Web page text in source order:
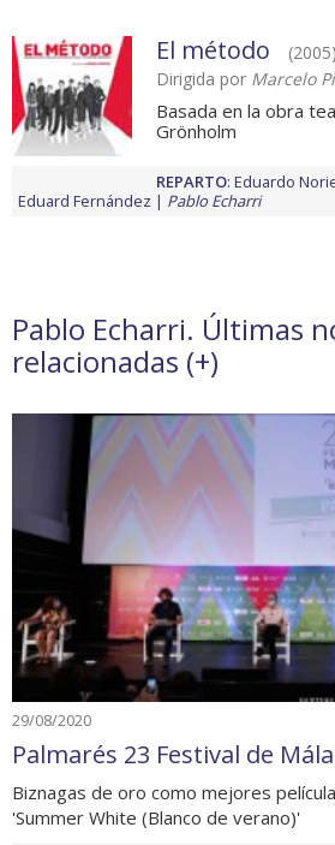
El método
Dirigida por Marcelo
Basada en la obra
Grönholm
REPARTO: Eduardo
Eduard Fernández
Pablo Echarri
Pablo Echarri. Últimas
relacionadas (+)
29/08/2020
Palmarés 23 Festival de
Biznagas de oro como mejores
'Summer White (Blanco de verano)'